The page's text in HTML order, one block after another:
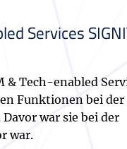
Services
& Tech-enabled
Funktionen bei der
war sie bei der
war.